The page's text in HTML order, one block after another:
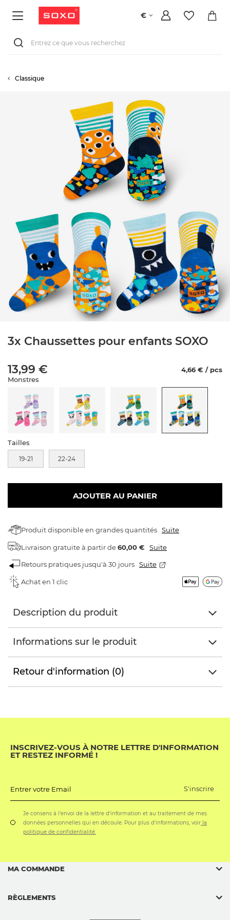
€
Classique
3x Chaussettes pour enfants SOXO
13,99 €
4,66 € / pcs
Monstres
Tailles
19-21 22-24
AJOUTER AU PANIER
Produit disponible en grandes quantités Suite
Livraison gratuiteà partir de60,00 € Suite
Retours pratiques jusqu'à 30 jours Suite
Achat en 1 clic
Description du produit
Informations sur le produit
Retour d'information (0)
INSCRIVEZ-VOUS À NOTRE LETTRE D'INFORMATION
ET RESTEZ INFORMÉ !
Entrer votre Email S'inscrire
Je consens à l'envoi de la lettre d'information et au traitement de mes
données personnelles qui en découle. Pour plus d'informations, voir la
politique de confidentialité.
MA COMMANDE
RÈGLEMENTS